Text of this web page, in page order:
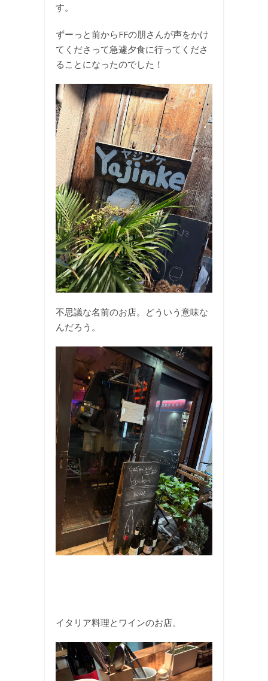
す。
ずーっと前からFFの朋さんが声をかけ
てくださって急遽夕食に行ってくださ
ることになったのでした！
不思議な名前のお店。どういう意味な
んだろう。
イタリア料理とワインのお店。